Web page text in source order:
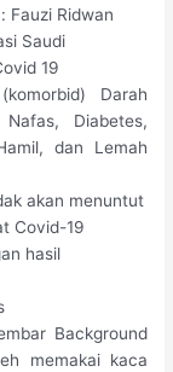
Fauzi Ridwan
Saudi
19
Darah
Diabetes,
dan Lemah
akan menuntut
Covid-19
hasil
Background
memakai kaca